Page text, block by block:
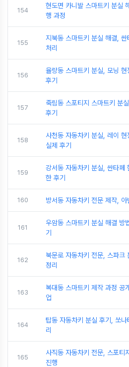
154
현도면 카니발 스마트키 분실
행 과정
155
지북동 스마트키 분실 해결,
처리
156
율량동 스마트키 분실, 모닝
후기
157
죽림동 스포티지 스마트키 분
후기
158
사천동 자동차키 분실, 레이
실제 후기
159
강서동 자동차키 분실, 싼타페
한 후기
160 방서동 자동차키 전문 제작,
161
우암동 스마트키 분실 해결 방
기
162
북문로 자동차키 전문, 스파크
정리
163
복대동 스마트키 제작 과정 공
업
164
탑동 자동차키 분실 후기, 쏘
리
165
사직동 자동차키 전문, 스포티
진행